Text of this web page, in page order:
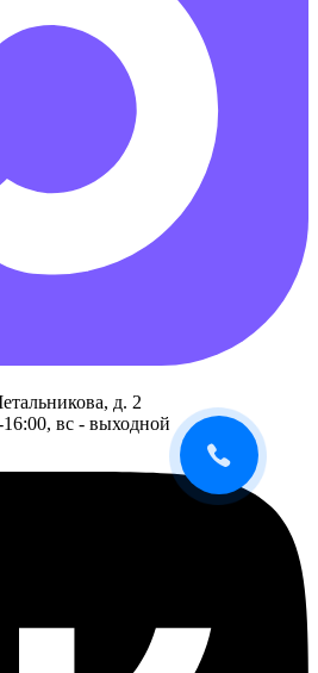
д. 2
вс - выходной